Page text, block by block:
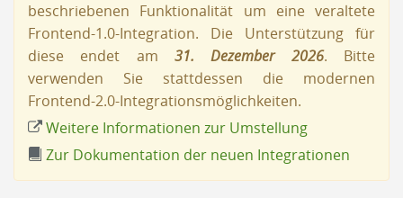
beschriebenen Funktionalität um eine veraltete
Frontend-1.0-Integration. Die Unterstützung für
diese endet am 31. Dezember 2026. Bitte
verwenden Sie stattdessen die modernen
Frontend-2.0-Integrationsmöglichkeiten.
Weitere Informationen zur Umstellung
Zur Dokumentation der neuen Integrationen